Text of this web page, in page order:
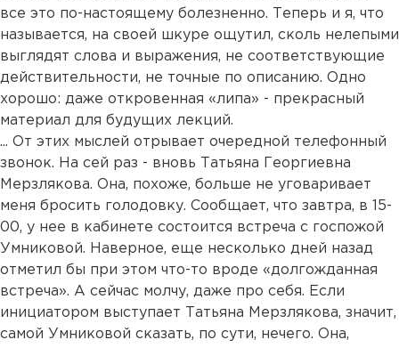
все это по-настоящему болезненно. Теперь и я, что
называется, на своей шкуре ощутил, сколь нелепыми
выглядят слова и выражения, не соответствующие
действительности, не точные по описанию. Одно
хорошо: даже откровенная «липа» - прекрасный
материал для будущих лекций.
... От этих мыслей отрывает очередной телефонный
звонок. На сей раз - вновь Татьяна Георгиевна
Мерзлякова. Она, похоже, больше не уговаривает
меня бросить голодовку. Сообщает, что завтра, в 15-
00, у нее в кабинете состоится встреча с госпожой
Умниковой. Наверное, еще несколько дней назад
отметил бы при этом что-то вроде «долгожданная
встреча». А сейчас молчу, даже про себя. Если
инициатором выступает Татьяна Мерзлякова, значит,
самой Умниковой сказать, по сути, нечего. Она,